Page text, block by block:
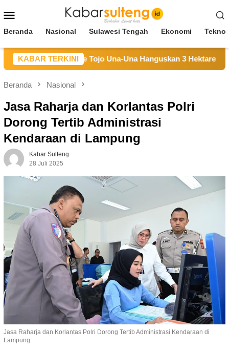
ke
Mobile
Beranda Nasional Sulawesi Tengah Ekonomi
KABAR TERKINI
Hutan di Longge Tojo Una-Una Hanguskan 3 Hektare Lahan
Beranda Nasional
Jasa Raharja dan Korlantas Polri
Dorong Tertib Administrasi
Kendaraan di Lampung
Kabar Sulteng
28 Juli 2025
Jasa Raharja dan Korlantas Polri Dorong Tertib Administrasi Kendaraan di
Lampung